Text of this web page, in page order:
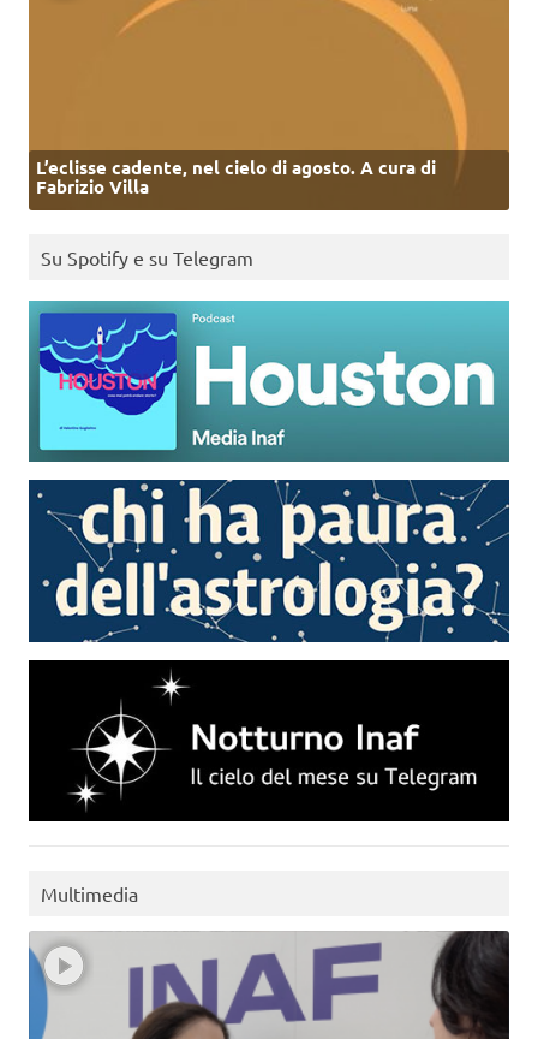
L’eclisse cadente, nel cielo di agosto. A cura di
Fabrizio Villa
Su Spotify e su Telegram
Multimedia